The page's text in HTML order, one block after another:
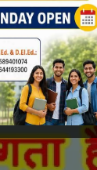
Twitter